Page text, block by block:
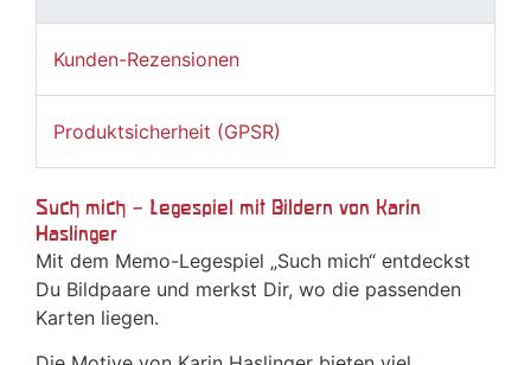
Kunden-Rezensionen
Produktsicherheit (GPSR)
Such mich – Legespiel mit Bildern von Karin
Haslinger
Mit dem Memo-Legespiel „Such mich“ entdeckst
Du Bildpaare und merkst Dir, wo die passenden
Karten liegen.